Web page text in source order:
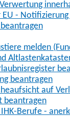
-
melden
beantragen
auf
beantragen
Berufe -